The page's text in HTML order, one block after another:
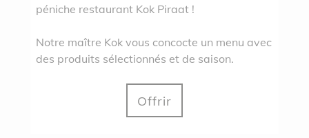
péniche restaurant Kok Piraat !
Notre maître Kok vous concocte un menu avec
des produits sélectionnés et de saison.
Offrir